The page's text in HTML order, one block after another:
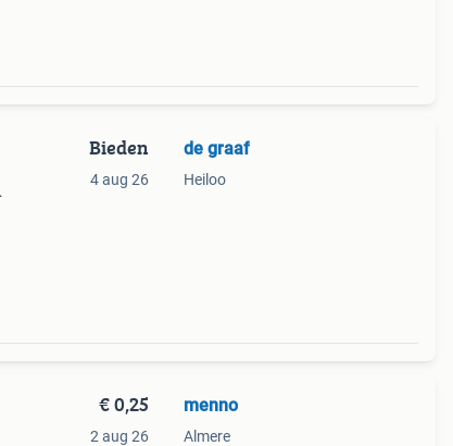
Bieden
4 aug 26
de graaf
Heiloo
€ 0,25
2 aug 26
menno
Almere